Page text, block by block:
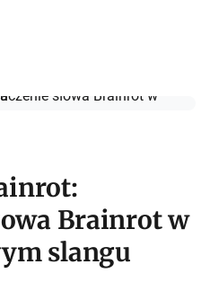
Brainrot w
slangu